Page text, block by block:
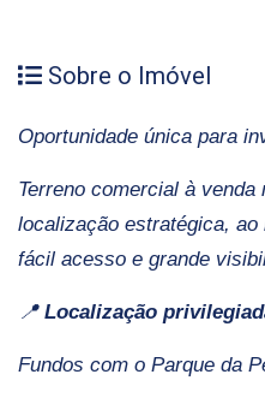
Sobre o Imóvel
Oportunidade única para
Terreno comercial à venda
localização estratégica, ao
fácil acesso e grande
📍 Localização
Fundos com o Parque da